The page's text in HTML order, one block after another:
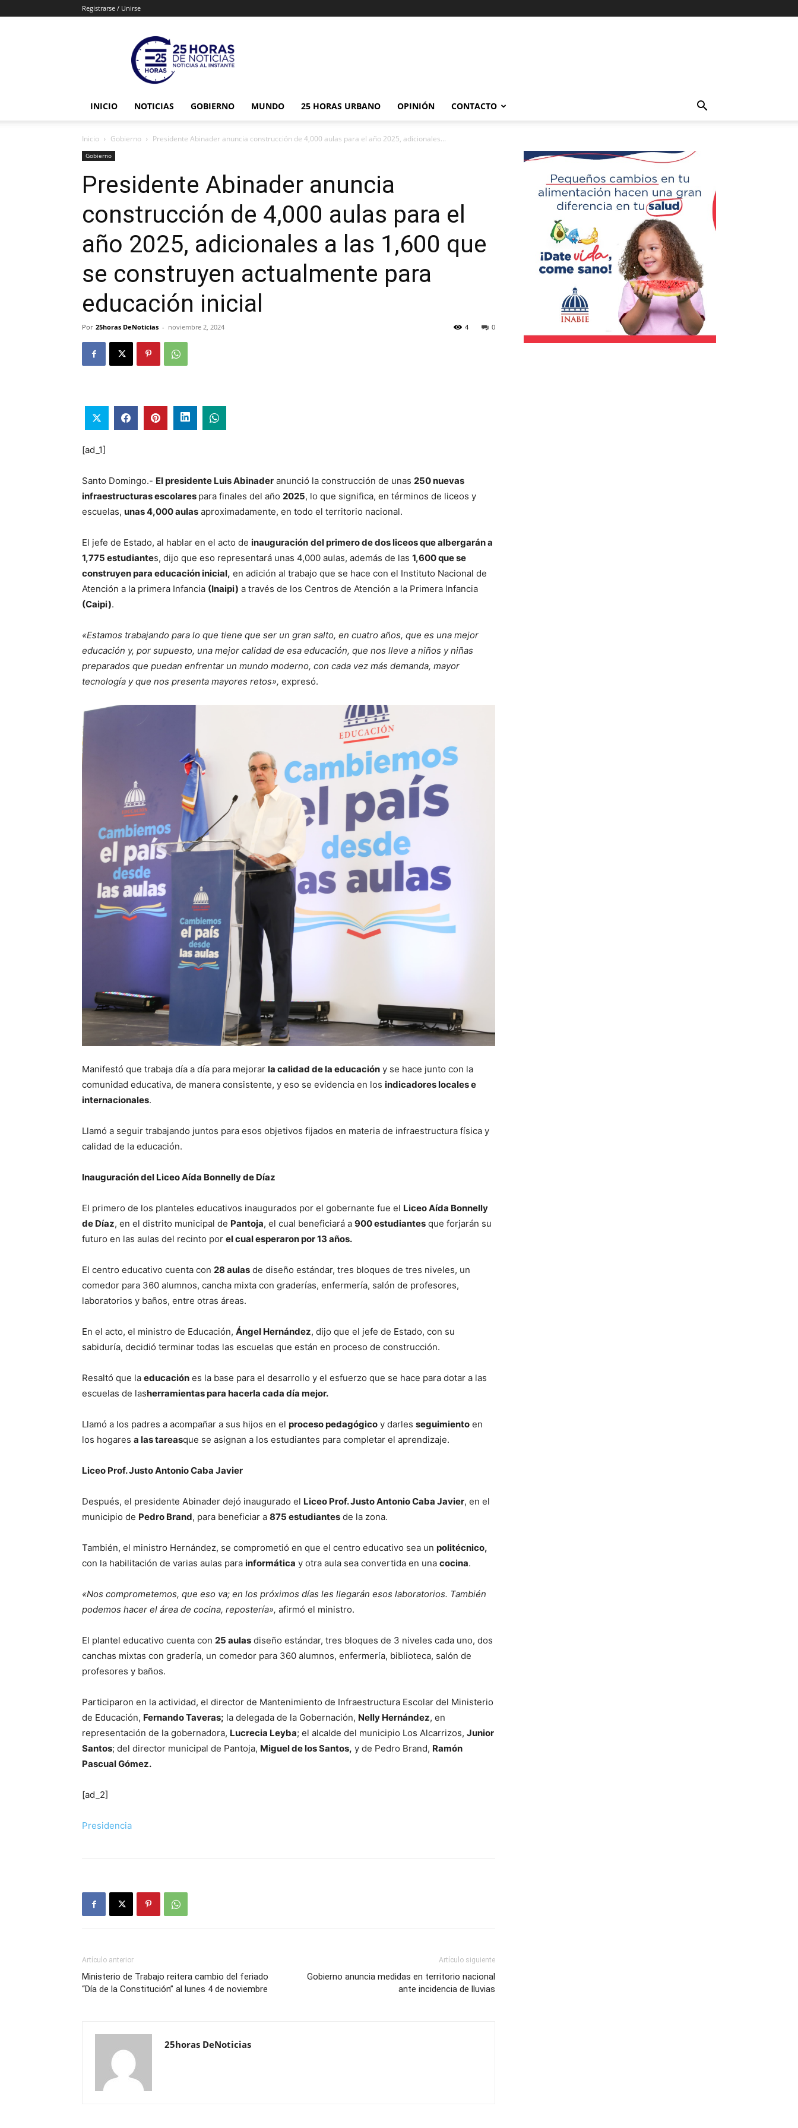
Registrarse / Unirse
INICIO NOTICIAS GOBIERNO MUNDO 25 HORAS URBANO OPINIÓN CONTACTO
Inicio Gobierno Presidente Abinader anuncia construcción de 4,000 aulas para el año 2025, adicionales...
Gobierno
Presidente Abinader anuncia
construcción de 4,000 aulas para el
año 2025, adicionales a las 1,600 que
se construyen actualmente para
educación inicial
Por 25horas DeNoticias - noviembre 2, 2024 0
4
[ad_1]
Santo Domingo.- El presidente Luis Abinader anunció la construcción de unas 250 nuevas
infraestructuras escolares para finales del año 2025, lo que significa, en términos de liceos y
escuelas, unas 4,000 aulas aproximadamente, en todo el territorio nacional.
El jefe de Estado, al hablar en el acto de inauguración del primero de dos liceos que albergarán a
1,775 estudiantes, dijo que eso representará unas 4,000 aulas, además de las 1,600 que se
construyen para educación inicial, en adición al trabajo que se hace con el Instituto Nacional de
Atención a la primera Infancia (Inaipi) a través de los Centros de Atención a la Primera Infancia
(Caipi).
«Estamos trabajando para lo que tiene que ser un gran salto, en cuatro años, que es una mejor
educación y, por supuesto, una mejor calidad de esa educación, que nos lleve a niños y niñas
preparados que puedan enfrentar un mundo moderno, con cada vez más demanda, mayor
tecnología y que nos presenta mayores retos», expresó.
Manifestó que trabaja día a día para mejorar la calidad de la educación y se hace junto con la
comunidad educativa, de manera consistente, y eso se evidencia en los indicadores locales e
internacionales.
Llamó a seguir trabajando juntos para esos objetivos fijados en materia de infraestructura física y
calidad de la educación.
Inauguración del Liceo Aída Bonnelly de Díaz
El primero de los planteles educativos inaugurados por el gobernante fue el Liceo Aída Bonnelly
de Díaz, en el distrito municipal de Pantoja, el cual beneficiará a 900 estudiantes que forjarán su
futuro en las aulas del recinto por el cual esperaron por 13 años.
El centro educativo cuenta con 28 aulas de diseño estándar, tres bloques de tres niveles, un
comedor para 360 alumnos, cancha mixta con graderías, enfermería, salón de profesores,
laboratorios y baños, entre otras áreas.
En el acto, el ministro de Educación, Ángel Hernández, dijo que el jefe de Estado, con su
sabiduría, decidió terminar todas las escuelas que están en proceso de construcción.
Resaltó que la educación es la base para el desarrollo y el esfuerzo que se hace para dotar a las
escuelas de lasherramientas para hacerla cada día mejor.
Llamó a los padres a acompañar a sus hijos en el proceso pedagógico y darles seguimiento en
los hogares a las tareasque se asignan a los estudiantes para completar el aprendizaje.
Liceo Prof. Justo Antonio Caba Javier
Después, el presidente Abinader dejó inaugurado el Liceo Prof. Justo Antonio Caba Javier, en el
municipio de Pedro Brand, para beneficiar a 875 estudiantes de la zona.
También, el ministro Hernández, se comprometió en que el centro educativo sea un politécnico,
con la habilitación de varias aulas para informática y otra aula sea convertida en una cocina.
«Nos comprometemos, que eso va; en los próximos días les llegarán esos laboratorios. También
podemos hacer el área de cocina, repostería», afirmó el ministro.
El plantel educativo cuenta con 25 aulas diseño estándar, tres bloques de 3 niveles cada uno, dos
canchas mixtas con gradería, un comedor para 360 alumnos, enfermería, biblioteca, salón de
profesores y baños.
Participaron en la actividad, el director de Mantenimiento de Infraestructura Escolar del Ministerio
de Educación, Fernando Taveras; la delegada de la Gobernación, Nelly Hernández, en
representación de la gobernadora, Lucrecia Leyba; el alcalde del municipio Los Alcarrizos, Junior
Santos; del director municipal de Pantoja, Miguel de los Santos, y de Pedro Brand, Ramón
Pascual Gómez.
[ad_2]
Presidencia
Artículo anterior
Ministerio de Trabajo reitera cambio del feriado
“Día de la Constitución” al lunes 4 de noviembre
Artículo siguiente
Gobierno anuncia medidas en territorio nacional
ante incidencia de lluvias
25horas DeNoticias